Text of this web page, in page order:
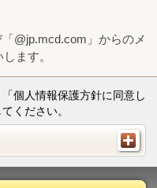
@jp.mcd.com」からのメ
ます。
個人情報保護方針に同意し
ください。